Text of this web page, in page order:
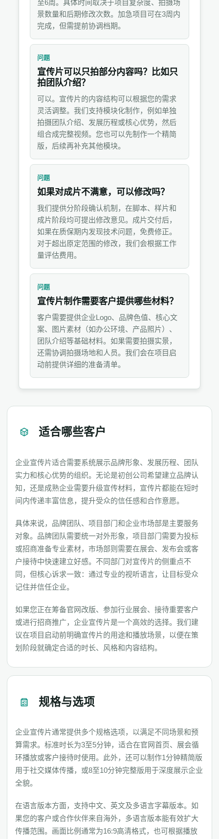
至6周。具体时间取决于项目复杂度、拍摄场
景数量和后期修改次数。加急项目可在3周内
完成，但需提前协调档期。
问题
宣传片可以只拍部分内容吗？比如只
拍团队介绍？
可以。宣传片的内容结构可以根据您的需求
灵活调整。我们支持模块化制作，例如单独
拍摄团队介绍、发展历程或核心优势，然后
组合成完整视频。您也可以先制作一个精简
版，后续再补充其他模块。
问题
如果对成片不满意，可以修改吗？
我们提供分阶段确认机制，在脚本、样片和
成片阶段均可提出修改意见。成片交付后，
如果在质保期内发现技术问题，免费修正。
对于超出原定范围的修改，我们会根据工作
量评估费用。
问题
宣传片制作需要客户提供哪些材料？
客户需要提供企业Logo、品牌色值、核心文
案、图片素材（如办公环境、产品照片）、
团队介绍等基础材料。如果需要拍摄实景，
还需协调拍摄场地和人员。我们会在项目启
动前提供详细的准备清单。
适合哪些客户
企业宣传片适合需要系统展示品牌形象、发展历程、团队
实力和核心优势的组织。无论是初创公司希望建立品牌认
知，还是成熟企业需要升级宣传材料，宣传片都能在短时
间内传递丰富信息，提升受众的信任感和合作意愿。
具体来说，品牌团队、项目部门和企业市场部是主要服务
对象。品牌团队需要统一对外形象，项目部门需要为投标
或招商准备专业素材，市场部则需要在展会、发布会或客
户接待中快速建立好感。不同部门对宣传片的侧重点不
同，但核心诉求一致：通过专业的视听语言，让目标受众
记住并信任企业。
如果您正在筹备官网改版、参加行业展会、接待重要客户
或进行招商推广，企业宣传片是一个高效的选择。我们建
议在项目启动前明确宣传片的用途和播放场景，以便在策
划阶段就确定合适的时长、风格和内容结构。
规格与选项
企业宣传片通常提供多个规格选项，以满足不同场景和预
算需求。标准时长为3至5分钟，适合在官网首页、展会循
环播放或客户接待时使用。此外，还可以制作1分钟精简版
用于社交媒体传播，或8至10分钟完整版用于深度展示企业
全貌。
在语言版本方面，支持中文、英文及多语言字幕版本。如
果您的客户或合作伙伴来自海外，多语言版本能有效扩大
传播范围。画面比例通常为16:9高清格式，也可根据播放